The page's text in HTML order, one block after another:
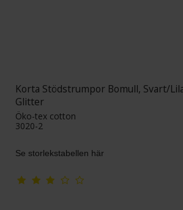
Korta Stödstrumpor Bomull, Svart/
Glitter
Öko-tex cotton
3020-2
Se storlekstabellen här